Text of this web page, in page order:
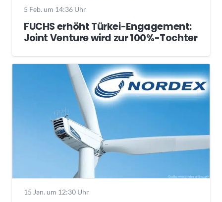
5 Feb. um 14:36 Uhr
FUCHS erhöht Türkei-Engagement:
Joint Venture wird zur 100%-Tochter
15 Jan. um 12:30 Uhr